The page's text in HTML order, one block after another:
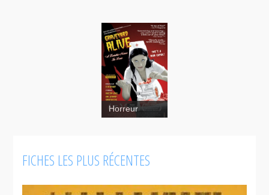
Graveyard
Alive
Horreur
FICHES LES PLUS RÉCENTES